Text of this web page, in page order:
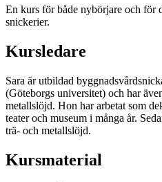
En kurs för både nybörjare och för
snickerier.
Kursledare
Sara är utbildad
(Göteborgs universitet) och har
metallslöjd. Hon har arbetat som
teater och museum i många år.
trä- och metallslöjd.
Kursmaterial